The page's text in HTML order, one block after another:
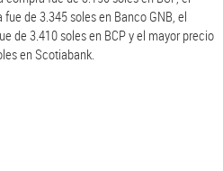
de 3.345 soles en Banco GNB, el
de 3.410 soles en BCP y el mayor precio
en Scotiabank.